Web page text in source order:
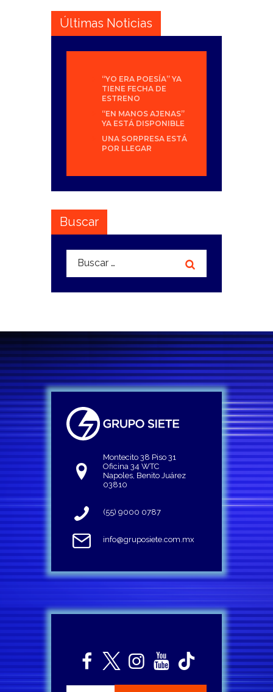
Últimas Noticias
“YO ERA POESÍA” YA
TIENE FECHA DE
ESTRENO
“EN MANOS AJENAS”
YA ESTÁ DISPONIBLE
UNA SORPRESA ESTÁ
POR LLEGAR
Buscar
Buscar:
Montecito 38 Piso 31
Oficina 34 WTC
Napoles, Benito Juárez
03810
(55) 9000 0787
info@gruposiete.com.mx